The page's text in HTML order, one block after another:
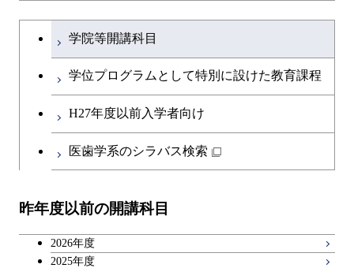
文系教養科目
英語科目
第二外国語科目
キャリア科目
大学院課程を切り替える
学院等開講科目
学位プログラムとして特別に設けた教育課程
H27年度以前入学者向け
医歯学系のシラバス検索
昨年度以前の開講科目
2026年度
2025年度